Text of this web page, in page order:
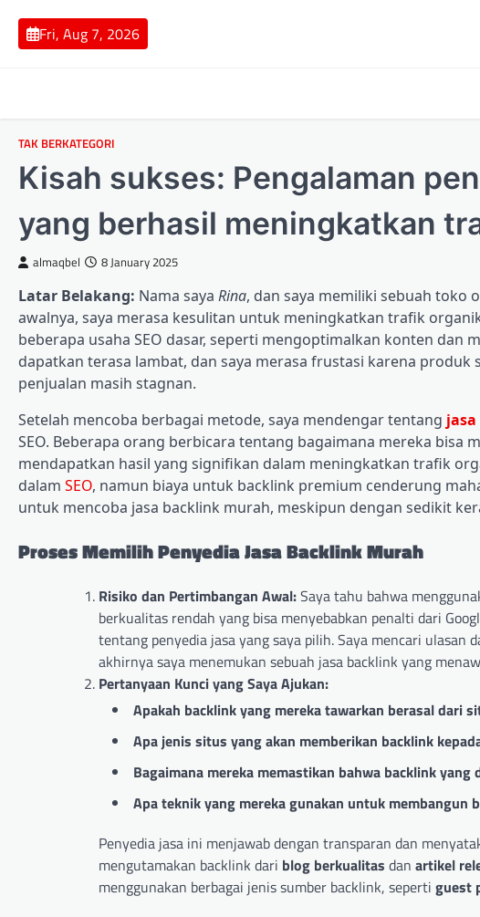
content
Fri, Aug 7, 2026
TAK BERKATEGORI
Kisah sukses: Pengalaman
yang berhasil meningkatkan
almaqbel 8 January 2025
Latar Belakang: Nama saya Rina, dan saya memiliki sebuah toko
awalnya, saya merasa kesulitan untuk meningkatkan trafik
beberapa usaha SEO dasar, seperti mengoptimalkan konten dan
dapatkan terasa lambat, dan saya merasa frustasi karena
penjualan masih stagnan.
Setelah mencoba berbagai metode, saya mendengar tentang
SEO. Beberapa orang berbicara tentang bagaimana mereka
mendapatkan hasil yang signifikan dalam meningkatkan trafik
dalam SEO, namun biaya untuk backlink premium cenderung
untuk mencoba jasa backlink murah, meskipun dengan sedikit
Proses Memilih Penyedia Jasa Backlink Murah
Risiko dan Pertimbangan Awal:Saya tahu bahwa
berkualitas rendah yang bisa menyebabkan penalti dari
tentang penyedia jasa yang saya pilih. Saya mencari ulasan
akhirnya saya menemukan sebuah jasa backlink yang
Pertanyaan Kunci yang Saya Ajukan:
Apakah backlink yang mereka tawarkan berasal dari
Apa jenis situs yang akan memberikan backlink
Bagaimana mereka memastikan bahwa backlink
Apa teknik yang mereka gunakan untuk membangun
Penyedia jasa ini menjawab dengan transparan dan
mengutamakan backlink dari blog berkualitas dan artikel
menggunakan berbagai jenis sumber backlink, seperti guest